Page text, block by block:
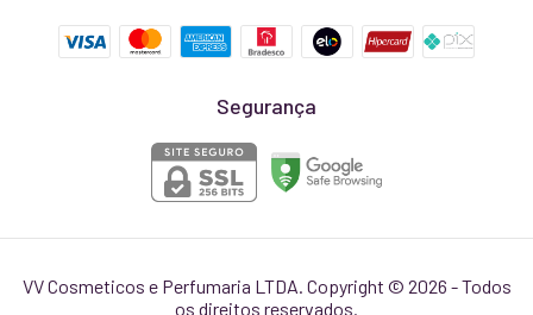
Segurança
VV Cosmeticos e Perfumaria LTDA. Copyright © 2026 - Todos
os direitos reservados.